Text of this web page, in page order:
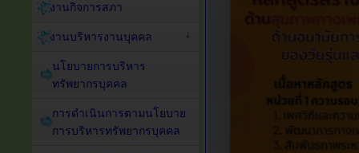
งานกิจการสภา
งานบริหารงานบุคคล
นโยบายการบริหาร
ทรัพยากรบุคคล
การดำเนินการตามนโยบาย
การบริหารทรัพยากรบุคคล